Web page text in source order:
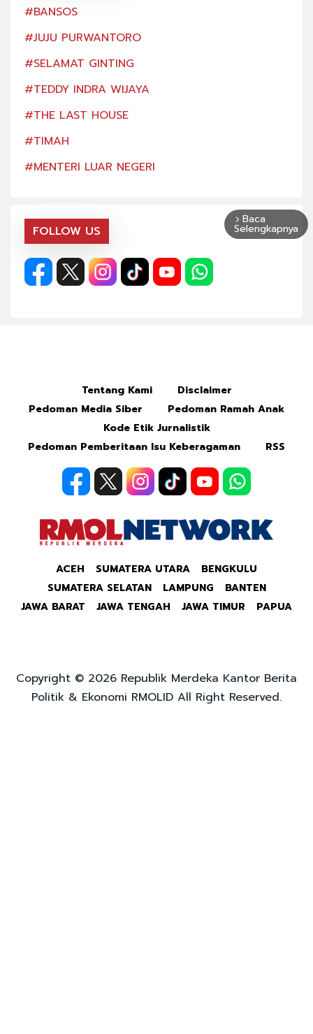
#BANSOS
#JUJU PURWANTORO
#SELAMAT GINTING
#TEDDY INDRA WIJAYA
#THE LAST HOUSE
#TIMAH
#MENTERI LUAR NEGERI
FOLLOW US
arrow_forward_ios Baca
Selengkapnya
Tentang Kami
Disclaimer
Pedoman Media Siber
Pedoman Ramah Anak
Kode Etik Jurnalistik
Pedoman Pemberitaan Isu Keberagaman
RSS
ACEH SUMATERA UTARA
BENGKULU
SUMATERA SELATAN
LAMPUNG
BANTEN
JAWA BARAT
JAWA TENGAH JAWA TIMUR PAPUA
Copyright © 2026 Republik Merdeka Kantor Berita
Politik & Ekonomi RMOLID All Right Reserved.